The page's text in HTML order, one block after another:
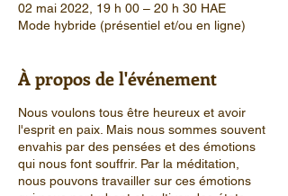
02 mai 2022, 19 h 00 – 20 h 30 HAE
Mode hybride (présentiel et/ou en ligne)
À propos de l'événement
Nous voulons tous être heureux et avoir
l'esprit en paix. Mais nous sommes souvent
envahis par des pensées et des émotions
qui nous font souffrir. Par la méditation,
nous pouvons travailler sur ces émotions